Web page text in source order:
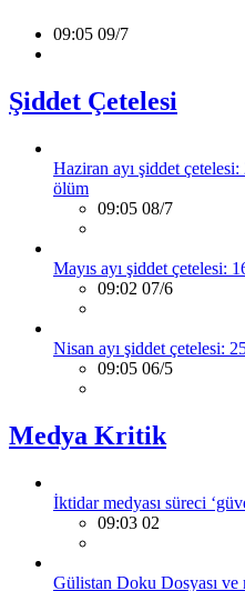
09:05 09/7
Şiddet Çetelesi
Haziran ayı şiddet
ölüm
09:05 08/7
Mayıs ayı şiddet çetelesi:
09:02 07/6
Nisan ayı şiddet çetelesi:
09:05 06/5
Medya Kritik
İktidar medyası süreci
09:03 02
Gülistan Doku Dosyası ve